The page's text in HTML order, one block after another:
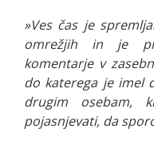
»Ves čas je
omrežjih in je
komentarje v
do katerega je imel
drugim osebam,
pojasnjevati, da